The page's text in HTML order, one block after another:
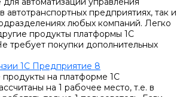
автотранспортных предприятиях, так и
любых компаний. Легко
продукты платформы 1С
требует покупки дополнительных
1С Предприятие 8
на платформе 1С
на 1 рабочее место, т.е. в